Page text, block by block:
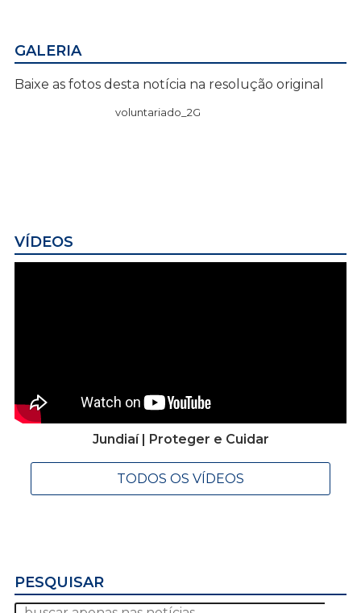
GALERIA
Baixe as fotos desta notícia na resolução original
voluntariado_2G
VÍDEOS
Jundiaí | Proteger e Cuidar
TODOS OS VÍDEOS
PESQUISAR